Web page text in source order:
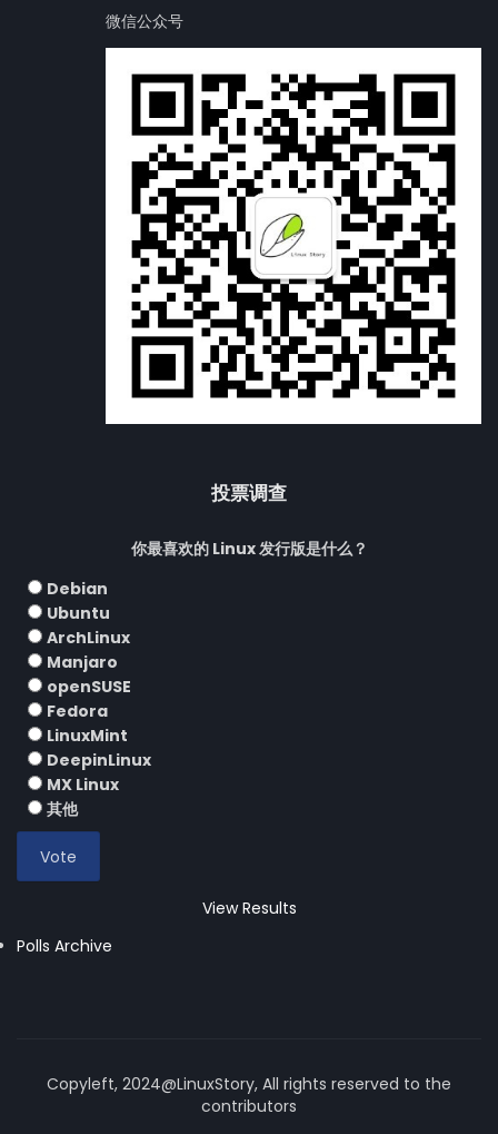
微信公众号
投票调查
你最喜欢的 Linux 发行版是什么？
Debian
Ubuntu
ArchLinux
Manjaro
openSUSE
Fedora
LinuxMint
DeepinLinux
MX Linux
其他
View Results
Polls Archive
Copyleft, 2024@LinuxStory, All rights reserved to the
contributors